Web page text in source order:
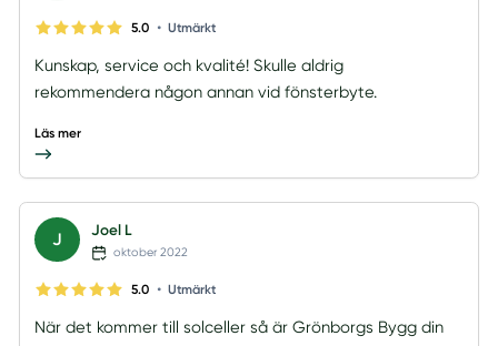
5.0 • Utmärkt
Kunskap, service och kvalité! Skulle aldrig
rekommendera någon annan vid fönsterbyte.
Läs mer
J Joel L
oktober 2022
5.0 • Utmärkt
När det kommer till solceller så är Grönborgs Bygg din